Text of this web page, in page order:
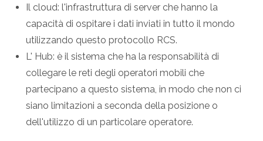
Il cloud: l'infrastruttura di server che hanno la
capacità di ospitare i dati inviati in tutto il mondo
utilizzando questo protocollo RCS.
L' Hub: è il sistema che ha la responsabilità di
collegare le reti degli operatori mobili che
partecipano a questo sistema, in modo che non ci
siano limitazioni a seconda della posizione o
dell'utilizzo di un particolare operatore.